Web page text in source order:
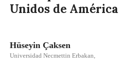
Unidos de América
Hüseyin Çaksen
Universidad Necmettin Erbakan,